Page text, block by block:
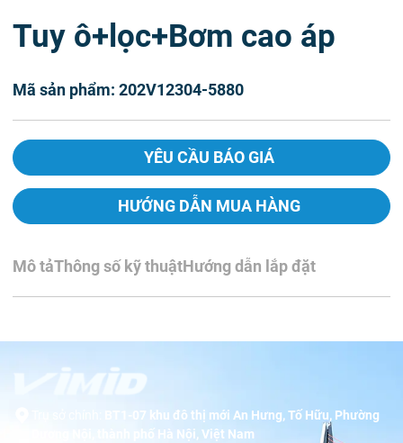
Tuy ô+lọc+Bơm cao áp
Mã sản phẩm: 202V12304-5880
YÊU CẦU BÁO GIÁ
HƯỚNG DẪN MUA HÀNG
Mô tảThông số kỹ thuậtHướng dẫn lắp đặt
BT1-07 khu đô thị mới An Hưng, Tố Hữu, Phường
Dương Nội, thành phố Hà Nội, Việt Nam